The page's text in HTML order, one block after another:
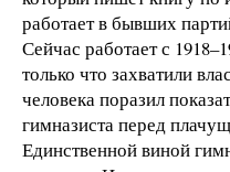
работает в бывших
Сейчас работает с
только что захватили
человека поразил
гимназиста перед
Единственной виной